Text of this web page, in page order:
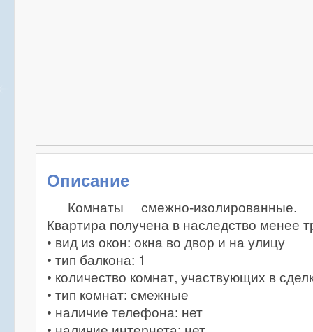
Описание
Комнаты смежно-изолированные.
Квартира получена в наследство менее
• вид из окон: окна во двор и на улицу
• тип балкона: 1
• количество комнат, участвующих в
• тип комнат: смежные
• наличие телефона: нет